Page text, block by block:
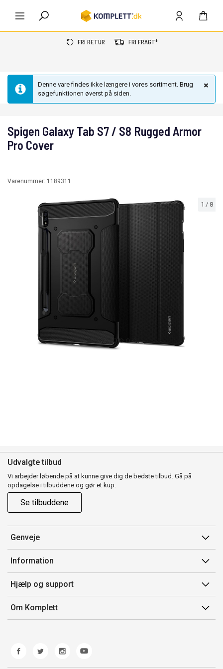
FRI RETUR FRI FRAGT*
Denne vare findes ikke længere i vores sortiment. Brug
søgefunktionen øverst på siden.
1 / 8
Spigen Galaxy Tab S7 / S8 Rugged Armor
Pro Cover
Varenummer: 1189311
Udvalgte tilbud
Vi arbejder løbende på at kunne give dig de bedste tilbud. Gå på
opdagelse i tilbuddene og gør et kup.
Se tilbuddene
Genveje
Min side
Ordrehistorik
Gavekort
Information
Salgsbetingelser
Mærker/producent
Fortrydelsesret
Hjælp og support
Kontakt os
Kundeservice
Fejl/Mangler
Fragt og levering
Om Komplett